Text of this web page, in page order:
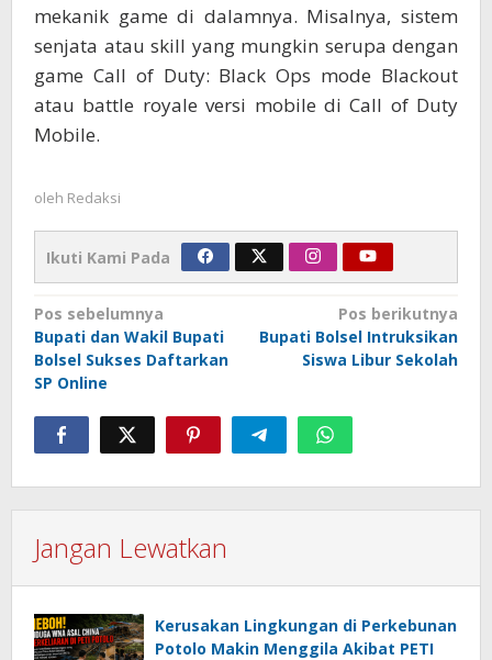
mekanik game di dalamnya. Misalnya, sistem
senjata atau skill yang mungkin serupa dengan
game Call of Duty: Black Ops mode Blackout
atau battle royale versi mobile di Call of Duty
Mobile.
oleh Redaksi
Ikuti Kami Pada
Navigasi
pos
Pos sebelumnya
Bupati dan Wakil Bupati
Bolsel Sukses Daftarkan
SP Online
Pos berikutnya
Bupati Bolsel Intruksikan
Siswa Libur Sekolah
Jangan Lewatkan
Kerusakan Lingkungan di Perkebunan
Potolo Makin Menggila Akibat PETI